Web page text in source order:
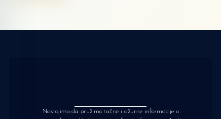
Nastojimo da pružimo tačne i ažurne informacije o